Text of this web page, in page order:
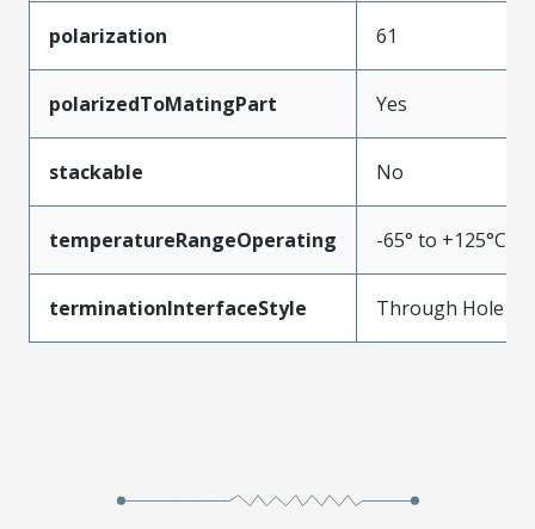
polarization 61
polarizedToMatingPart Yes
stackable No
temperatureRangeOperating -65° to +125°C
terminationInterfaceStyle Through Hole